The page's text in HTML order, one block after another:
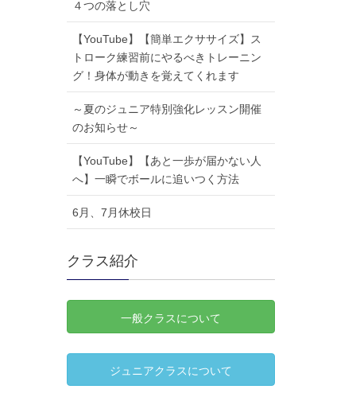
４つの落とし穴
【YouTube】【簡単エクササイズ】ス
トローク練習前にやるべきトレーニン
グ！身体が動きを覚えてくれます
～夏のジュニア特別強化レッスン開催
のお知らせ～
【YouTube】【あと一歩が届かない人
へ】一瞬でボールに追いつく方法
6月、7月休校日
クラス紹介
一般クラスについて
ジュニアクラスについて